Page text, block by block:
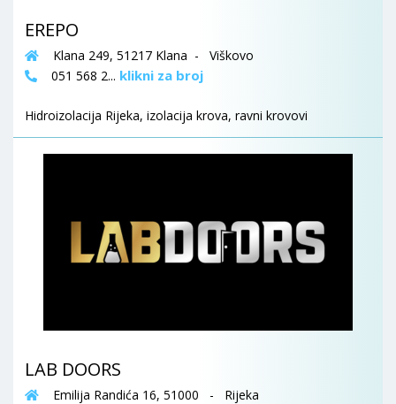
EREPO
Klana 249, 51217 Klana - Viškovo
051 568 2... klikni za broj
Hidroizolacija Rijeka, izolacija krova, ravni krovovi
LAB DOORS
Emilija Randića 16, 51000 - Rijeka